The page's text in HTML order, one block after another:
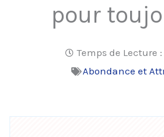
pour
Temps de Lecture :
Abondance et